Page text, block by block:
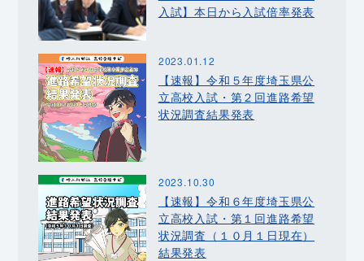
入試】本日から入試倍率発表
2023.01.12
【速報】令和５年度埼玉県公
立高校入試・第２回進路希望
状況調査結果発表
2023.10.30
【速報】令和６年度埼玉県公
立高校入試・第１回進路希望
状況調査（１０月１日現在）
結果発表